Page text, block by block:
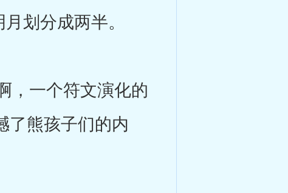
划分成两半。
，一个符文演化的
了熊孩子们的内